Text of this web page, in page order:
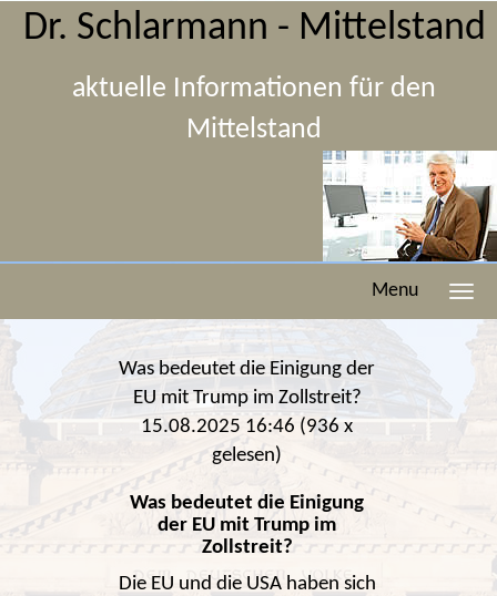
Dr. Schlarmann - Mittelstand
aktuelle Informationen für den
Mittelstand
Menu
Was bedeutet die Einigung der
EU mit Trump im Zollstreit?
15.08.2025 16:46 (936 x
gelesen)
Was bedeutet die Einigung
der EU mit Trump im
Zollstreit?
Die EU und die USA haben sich